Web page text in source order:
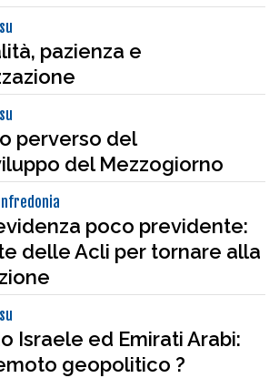
pazienza e
perverso del
del Mezzogiorno
poco previdente:
delle Acli per tornare alla
Israele ed Emirati Arabi:
geopolitico ?